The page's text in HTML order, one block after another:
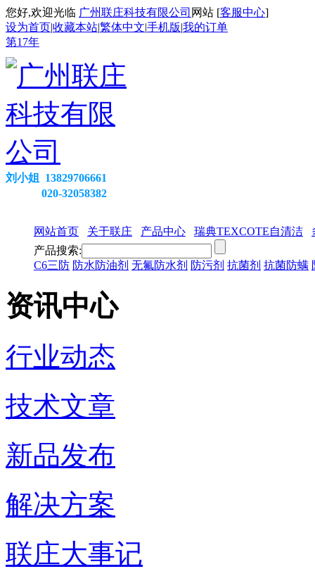
您好,欢迎光临 广州联庄科技有限公司 网站 [客服中心]
设为首页|收藏本站|繁体中文|手机版|我的订单
第17年
刘小姐 13829706661
020-32058382
网站首页 关于联庄 产品中心 瑞典TEXCOTE自清洁
产品搜索:
C6三防 防水防油剂 无氟防水剂 防污剂 抗菌剂 抗菌防螨
资讯中心
行业动态
技术文章
新品发布
解决方案
联庄大事记